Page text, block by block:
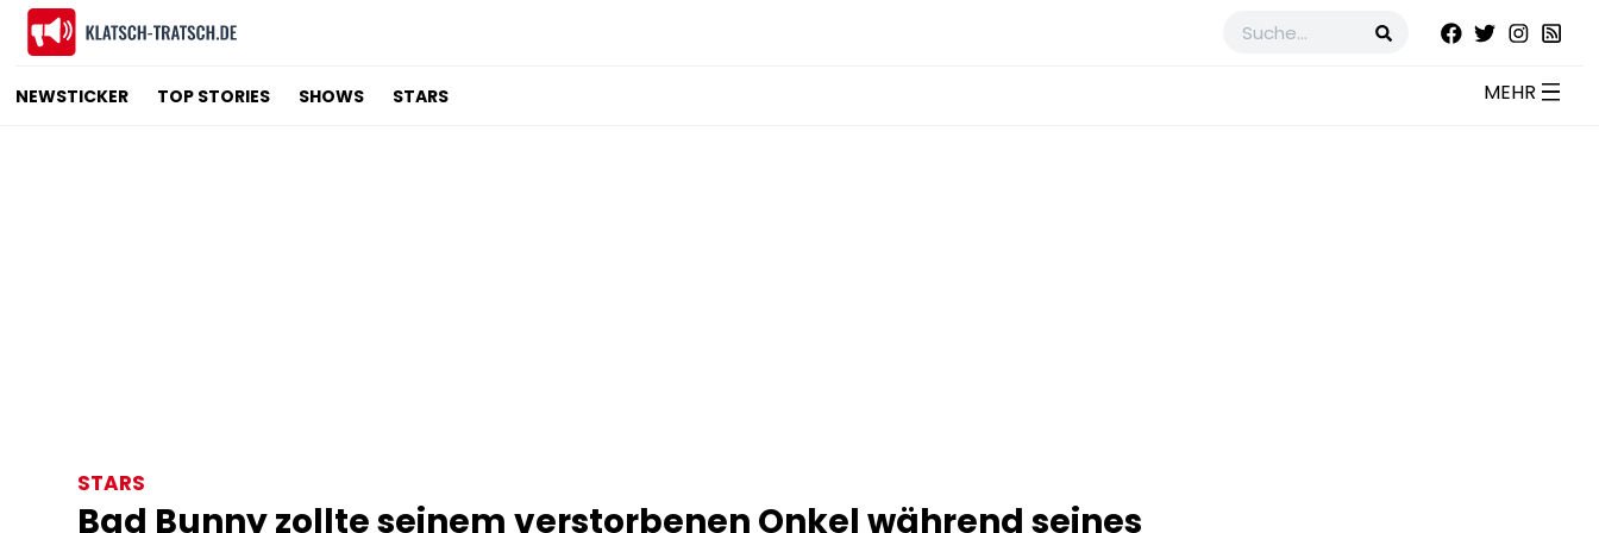
NEWSTICKER TOP STORIES SHOWS STARS
STARS
Bad Bunny zollte seinem verstorbenen Onkel während seines